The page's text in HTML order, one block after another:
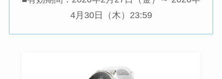
4月30日（木）23:59